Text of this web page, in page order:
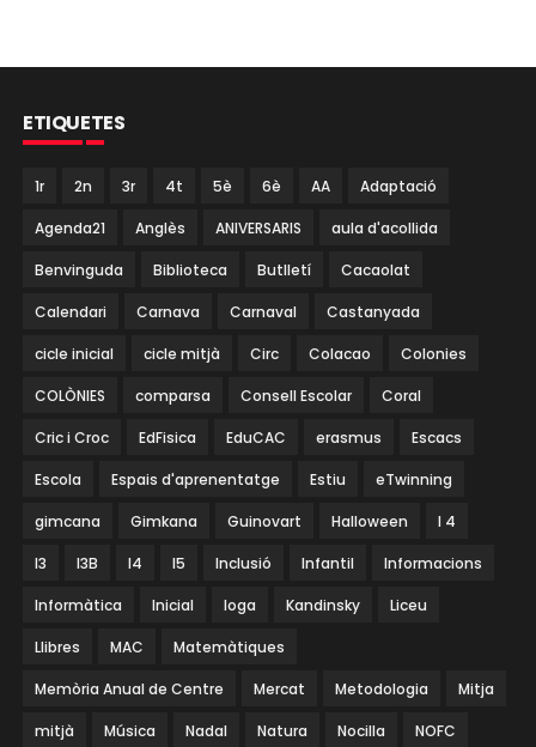
ETIQUETES
1r 2n 3r 4t 5è 6è AA Adaptació
Agenda21 Anglès ANIVERSARIS aula d'acollida
Benvinguda Biblioteca Butlletí Cacaolat
Calendari Carnava Carnaval Castanyada
cicle inicial cicle mitjà Circ Colacao Colonies
COLÒNIES comparsa Consell Escolar Coral
Cric i Croc EdFisica EduCAC erasmus Escacs
Escola Espais d'aprenentatge Estiu eTwinning
gimcana Gimkana Guinovart Halloween I 4
I3 I3B I4 I5 Inclusió Infantil Informacions
Informàtica Inicial Ioga Kandinsky Liceu
Llibres MAC Matemàtiques
Memòria Anual de Centre Mercat Metodologia Mitja
mitjà Música Nadal Natura Nocilla NOFC